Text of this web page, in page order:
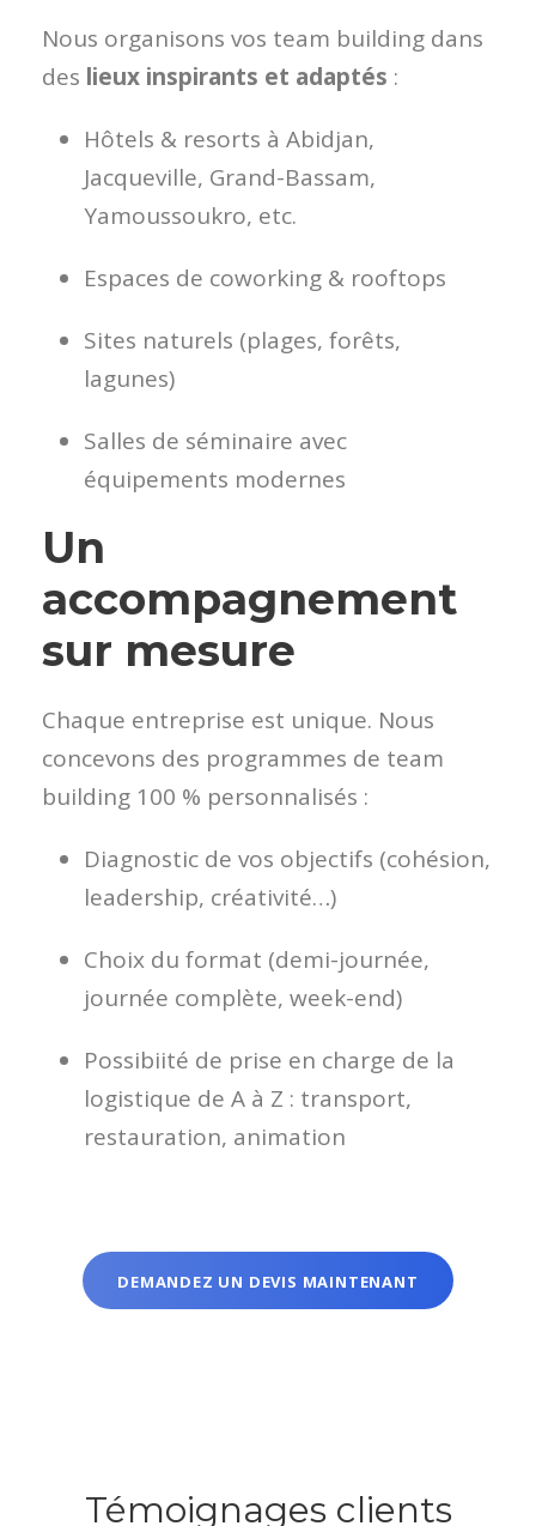
Nous organisons vos team building dans
des lieux inspirants et adaptés :
Hôtels & resorts à Abidjan,
Jacqueville, Grand-Bassam,
Yamoussoukro, etc.
Espaces de coworking & rooftops
Sites naturels (plages, forêts,
lagunes)
Salles de séminaire avec
équipements modernes
Un
accompagnement
sur mesure
Chaque entreprise est unique. Nous
concevons des programmes de team
building 100 % personnalisés :
Diagnostic de vos objectifs (cohésion,
leadership, créativité…)
Choix du format (demi-journée,
journée complète, week-end)
Possibiité de prise en charge de la
logistique de A à Z : transport,
restauration, animation
DEMANDEZ UN DEVIS MAINTENANT
Témoignages clients